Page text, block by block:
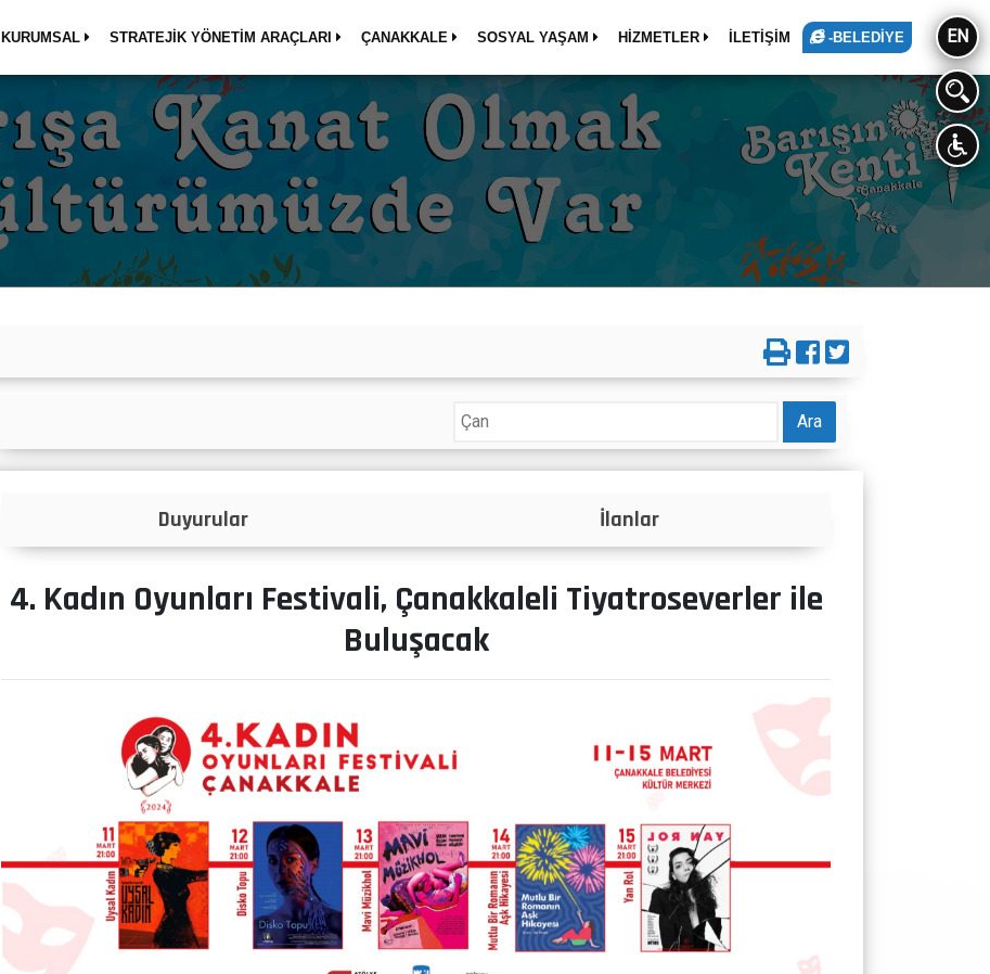
KURUMSAL STRATEJİK YÖNETİM ARAÇLARI ÇANAKKALE SOSYAL YAŞAM HİZMETLER İLETİŞİM -BELEDİYE EN
Ara
İlanlar Projeler
4. Kadın Oyunları Festivali, Çanakkaleli Tiyatroseverler ile
Buluşacak